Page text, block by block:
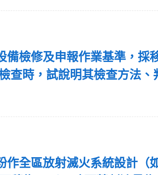
備檢修及申報作業基準，採
查時，試說明其檢查方法
作全區放射滅火系統設計（